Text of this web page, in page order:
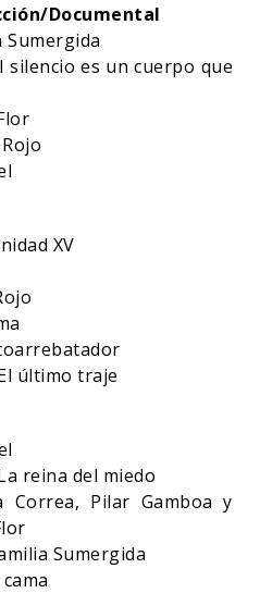
Documental
Sumergida
silencio es un cuerpo que
XV
último traje
reina del miedo
Correa, Pilar Gamboa y
Sumergida